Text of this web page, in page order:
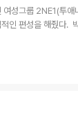
지에 침투하지만, '
면서 시작되는, 스크
성그룹 2NE1(투애
인 편성을 해줬다.
적인 원인은 4년 전
밝혔다. 결과적으
다. 왜냐. 이는 곧 추